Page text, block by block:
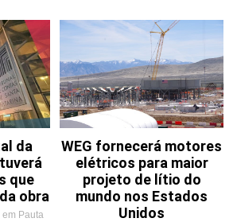
da
que
obra
Pauta
WEG fornecerá motores
elétricos para maior
projeto de lítio do
mundo nos Estados
Unidos